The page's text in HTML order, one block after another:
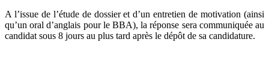
A l’issue de l’étude de dossier et d’un entretien de motivation (ainsi
qu’un oral d’anglais pour le BBA), la réponse sera communiquée au
candidat sous 8 jours au plus tard après le dépôt de sa candidature.